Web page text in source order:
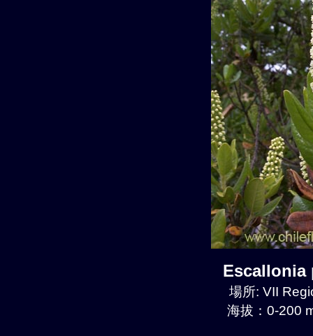
Escallonia
場所: VII
海拔：0-200